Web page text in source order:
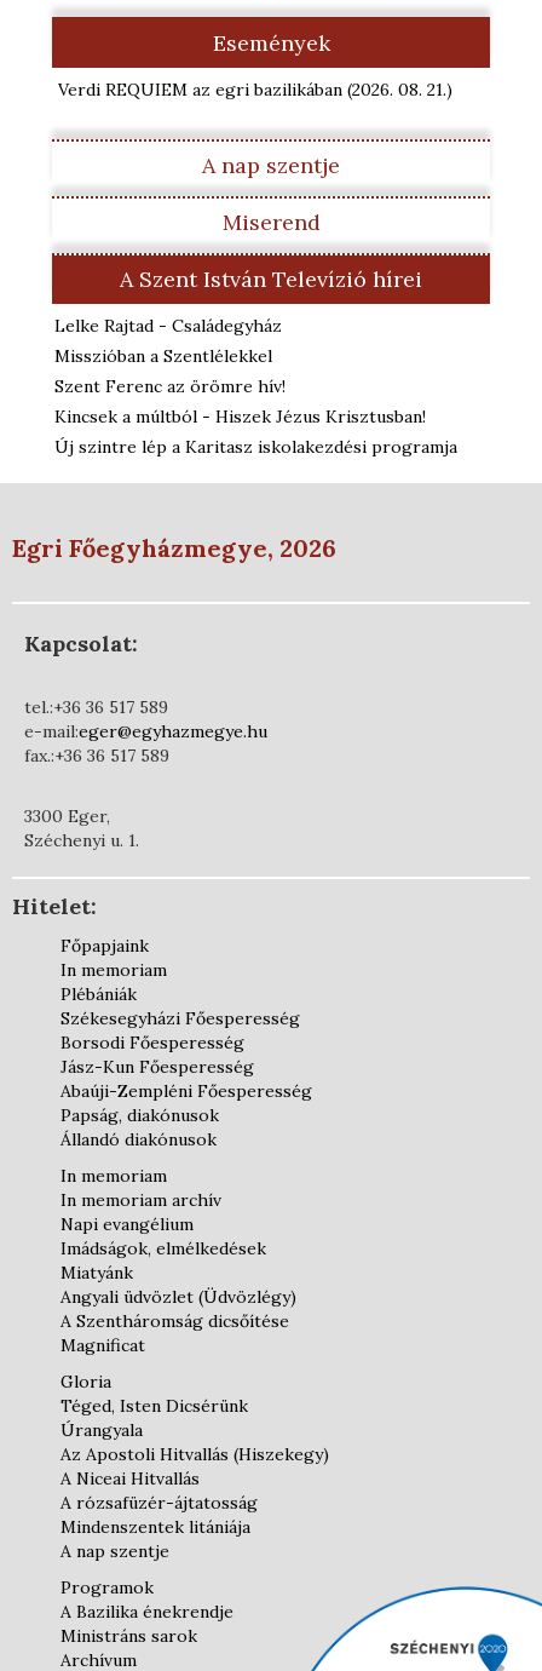
Események
Verdi REQUIEM az egri bazilikában (2026. 08. 21.)
A nap szentje
Miserend
A Szent István Televízió hírei
Lelke Rajtad - Családegyház
Misszióban a Szentlélekkel
Szent Ferenc az örömre hív!
Kincsek a múltból - Hiszek Jézus Krisztusban!
Új szintre lép a Karitasz iskolakezdési programja
Egri Főegyházmegye, 2026
Kapcsolat:
tel.:+36 36 517 589
e-mail:eger@egyhazmegye.hu
fax.:+36 36 517 589
3300 Eger,
Széchenyi u. 1.
Hitelet:
Főpapjaink
In memoriam
Plébániák
Székesegyházi Főesperesség
Borsodi Főesperesség
Jász-Kun Főesperesség
Abaúji-Zempléni Főesperesség
Papság, diakónusok
Állandó diakónusok
In memoriam
In memoriam archív
Napi evangélium
Imádságok, elmélkedések
Miatyánk
Angyali üdvözlet (Üdvözlégy)
A Szentháromság dicsőítése
Magnificat
Gloria
Téged, Isten Dicsérünk
Úrangyala
Az Apostoli Hitvallás (Hiszekegy)
A Niceai Hitvallás
A rózsafüzér-ájtatosság
Mindenszentek litániája
A nap szentje
Programok
A Bazilika énekrendje
Ministráns sarok
Archívum